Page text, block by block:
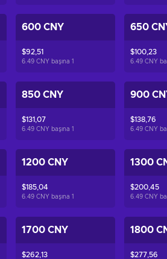
600 CNY
$92,51
6.49 CNY başına 1
650
$100,23
6.49 CNY
850 CNY
$131,07
6.49 CNY başına 1
900
$138,76
6.49 CNY
1200 CNY
$185,04
6.49 CNY başına 1
1300
$200,45
6.49 CNY
1700 CNY
$262,13
1800
$277,56